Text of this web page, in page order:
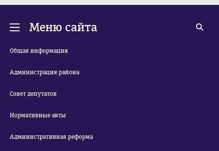
Меню сайта
Общая информация
Администрация района
Совет депутатов
Нормативные акты
Административная реформа